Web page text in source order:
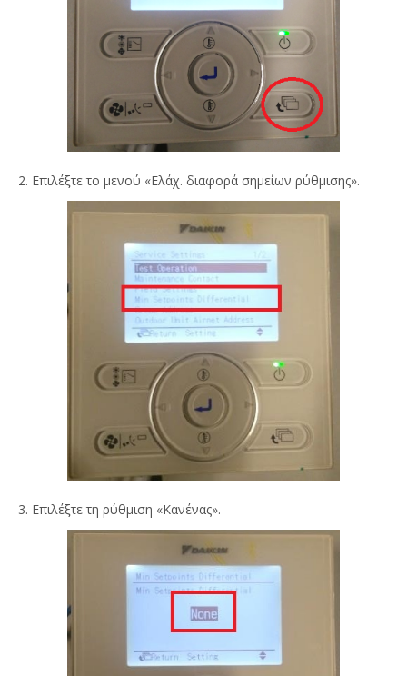
2. Επιλέξτε το μενού «Ελάχ. διαφορά σημείων ρύθμισης».
3. Επιλέξτε τη ρύθμιση «Κανένας».